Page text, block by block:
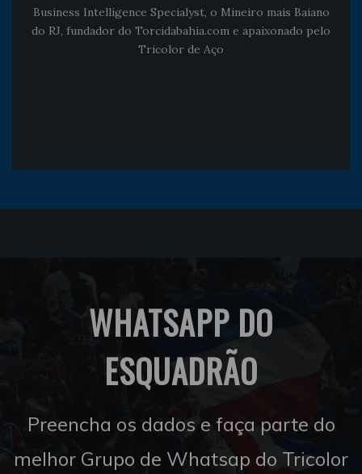
Business Intelligence Specialyst, o Mineiro mais Baiano
do RJ, fundador do Torcidabahia.com e apaixonado pelo
Tricolor de Aço
WHATSAPP DO
ESQUADRÃO
Preencha os dados e faça parte do
melhor Grupo de Whatsap do Tricolor